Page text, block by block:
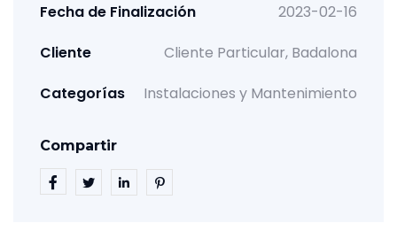
Fecha de Finalización
2023-02-16
Cliente
Cliente Particular, Badalona
Categorías
Instalaciones y Mantenimiento
Compartir